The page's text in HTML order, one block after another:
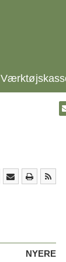
24.0:
NYERE